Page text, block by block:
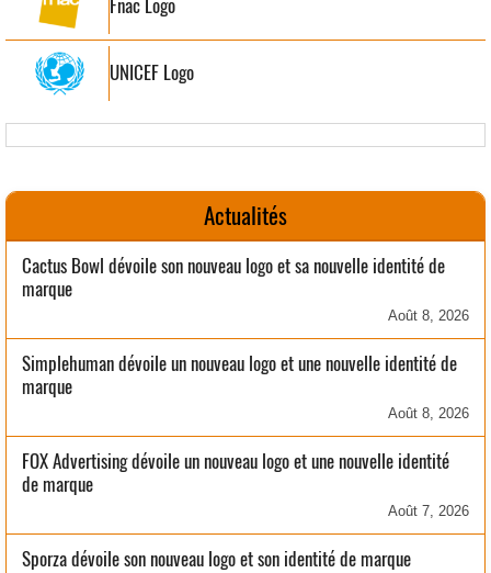
Fnac Logo
UNICEF Logo
Actualités
Cactus Bowl dévoile son nouveau logo et sa nouvelle identité de
marque
Août 8, 2026
Simplehuman dévoile un nouveau logo et une nouvelle identité de
marque
Août 8, 2026
FOX Advertising dévoile un nouveau logo et une nouvelle identité
de marque
Août 7, 2026
Sporza dévoile son nouveau logo et son identité de marque